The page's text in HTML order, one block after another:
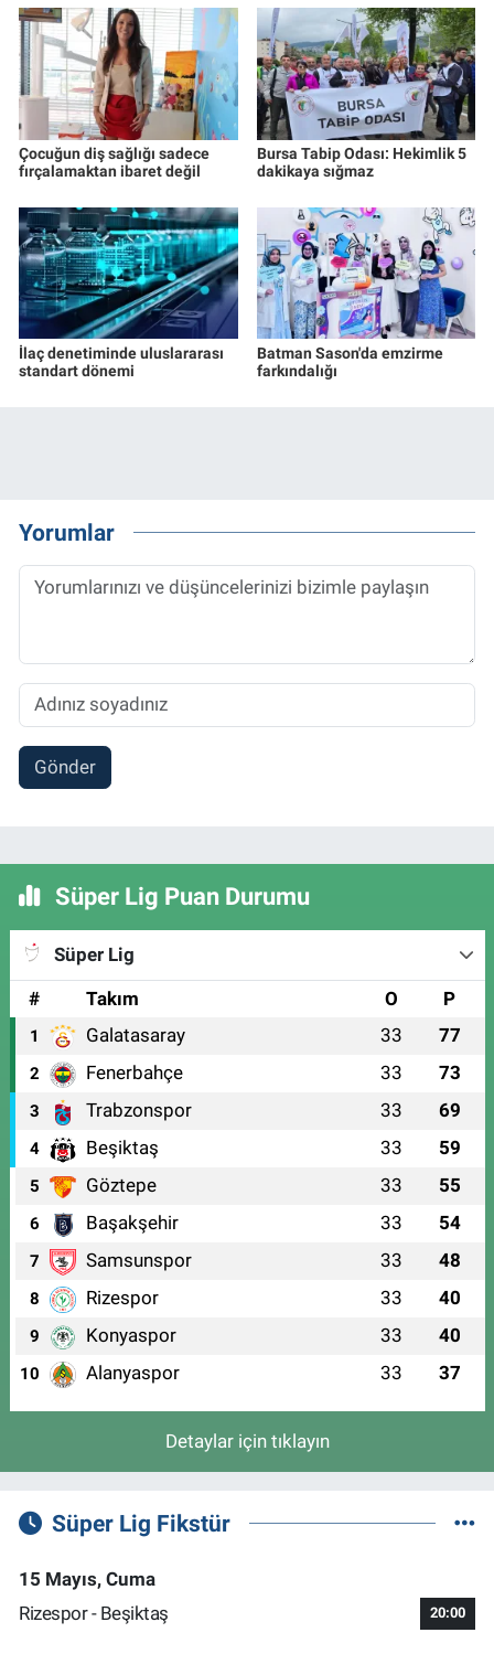
Çocuğun diş sağlığı sadece
fırçalamaktan ibaret değil
Bursa Tabip Odası: Hekimlik 5
dakikaya sığmaz
İlaç denetiminde uluslararası
standart dönemi
Batman Sason'da emzirme
farkındalığı
Yorumlar
Gönder
Süper Lig Puan Durumu
Süper Lig
#
Takım O P
1 Galatasaray 33 77
2 Fenerbahçe 33 73
3 Trabzonspor 33 69
4 Beşiktaş 33 59
5 Göztepe 33 55
6 Başakşehir 33 54
7 Samsunspor 33 48
8 Rizespor 33 40
9 Konyaspor 33 40
10 Alanyaspor 33 37
Detaylar için tıklayın
Süper Lig Fikstür
15 Mayıs, Cuma
Rizespor - Beşiktaş
20:00